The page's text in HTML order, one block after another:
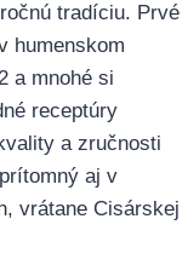
tradíciu. Prvé
humenskom
a mnohé si
receptúry
a zručnosti
aj v
vrátane Cisárskej